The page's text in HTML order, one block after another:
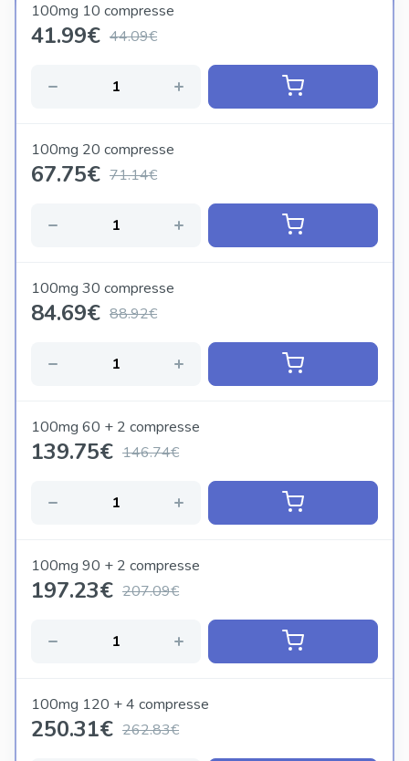
100mg 10 compresse
41.99€ 44.09€
100mg 20 compresse
67.75€ 71.14€
100mg 30 compresse
84.69€ 88.92€
100mg 60 + 2 compresse
139.75€ 146.74€
100mg 90 + 2 compresse
197.23€ 207.09€
100mg 120 + 4 compresse
250.31€ 262.83€